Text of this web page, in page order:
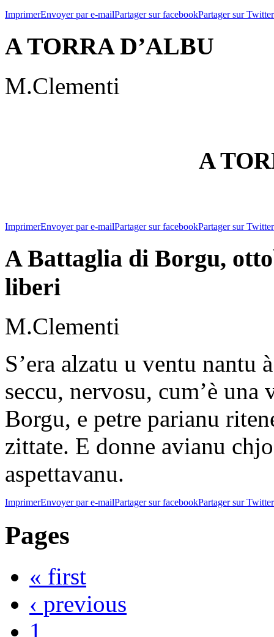
ImprimerEnvoyer par e-mailPartager sur facebookPartager sur Twitter
A TORRA D’ALBU
M.Clementi
A
ImprimerEnvoyer par e-mailPartager sur facebookPartager sur Twitter
A Battaglia di Borgu,
liberi
M.Clementi
S’era alzatu u ventu nantu
seccu, nervosu, cum’è
Borgu, e petre parianu
zittate. E donne avianu
aspettavanu.
ImprimerEnvoyer par e-mailPartager sur facebookPartager sur Twitter
Pages
« first
‹ previous
1